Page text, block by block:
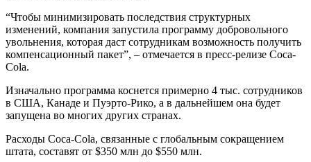
“Чтобы минимизировать последствия структурных
изменений, компания запустила программу добровольного
увольнения, которая даст сотрудникам возможность получить
компенсационный пакет”, – отмечается в пресс-релизе Coca-
Cola.
Изначально программа коснется примерно 4 тыс. сотрудников
в США, Канаде и Пуэрто-Рико, а в дальнейшем она будет
запущена во многих других странах.
Расходы Coca-Cola, связанные с глобальным сокращением
штата, составят от $350 млн до $550 млн.